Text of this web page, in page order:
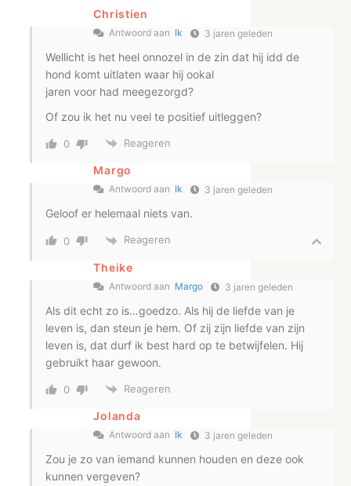
Christien
Antwoord aan Ik 3 jaren geleden
Wellicht is het heel onnozel in de zin dat hij idd de
hond komt uitlaten waar hij ookal
jaren voor had meegezorgd?
Of zou ik het nu veel te positief uitleggen?
0 Reageren
Margo
Antwoord aan Ik 3 jaren geleden
Geloof er helemaal niets van.
0 Reageren
Theike
Antwoord aan Margo 3 jaren geleden
Als dit echt zo is…goedzo. Als hij de liefde van je
leven is, dan steun je hem. Of zij zijn liefde van zijn
leven is, dat durf ik best hard op te betwijfelen. Hij
gebruikt haar gewoon.
0 Reageren
Jolanda
Antwoord aan Ik 3 jaren geleden
Zou je zo van iemand kunnen houden en deze ook
kunnen vergeven?